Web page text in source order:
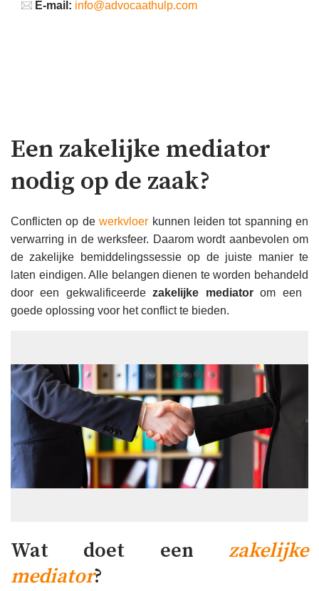
E-mail: info@advocaathulp.com
Een zakelijke mediator
nodig op de zaak?
Conflicten op dewerkvloer kunnen leiden tot spanning en
verwarring in de werksfeer. Daarom wordt aanbevolen om
de zakelijke bemiddelingssessie op de juiste manier te
laten eindigen. Alle belangen dienen te worden behandeld
door een gekwalificeerdezakelijke mediatorom een ​​
goede oplossing voor het conflict te bieden.
Wat doet een zakelijke
mediator?